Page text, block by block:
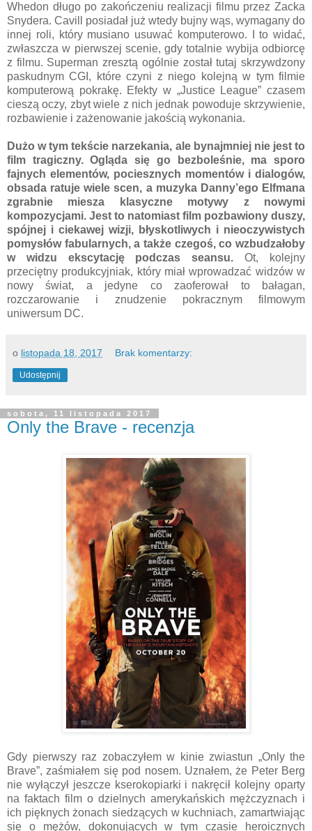
Whedon długo po zakończeniu realizacji filmu przez Zacka
Snydera. Cavill posiadał już wtedy bujny wąs, wymagany do
innej roli, który musiano usuwać komputerowo. I to widać,
zwłaszcza w pierwszej scenie, gdy totalnie wybija odbiorcę
z filmu. Superman zresztą ogólnie został tutaj skrzywdzony
paskudnym CGI, które czyni z niego kolejną w tym filmie
komputerową pokrakę. Efekty w „Justice League” czasem
cieszą oczy, zbyt wiele z nich jednak powoduje skrzywienie,
rozbawienie i zażenowanie jakością wykonania.
Dużo w tym tekście narzekania, ale bynajmniej nie jest to
film tragiczny. Ogląda się go bezboleśnie, ma sporo
fajnych elementów, pociesznych momentów i dialogów,
obsada ratuje wiele scen, a muzyka Danny’ego Elfmana
zgrabnie miesza klasyczne motywy z nowymi
kompozycjami. Jest to natomiast film pozbawiony duszy,
spójnej i ciekawej wizji, błyskotliwych i nieoczywistych
pomysłów fabularnych, a także czegoś, co wzbudzałoby
w widzu ekscytację podczas seansu. Ot, kolejny
przeciętny produkcyjniak, który miał wprowadzać widzów w
nowy świat, a jedyne co zaoferował to bałagan,
rozczarowanie i znudzenie pokracznym filmowym
uniwersum DC.
o listopada 18, 2017 Brak komentarzy:
Udostępnij
sobota, 11 listopada 2017
Only the Brave - recenzja
Gdy pierwszy raz zobaczyłem w kinie zwiastun „Only the
Brave”, zaśmiałem się pod nosem. Uznałem, że Peter Berg
nie wyłączył jeszcze kserokopiarki i nakręcił kolejny oparty
na faktach film o dzielnych amerykańskich mężczyznach i
ich pięknych żonach siedzących w kuchniach, zamartwiając
się o mężów, dokonujących w tym czasie heroicznych